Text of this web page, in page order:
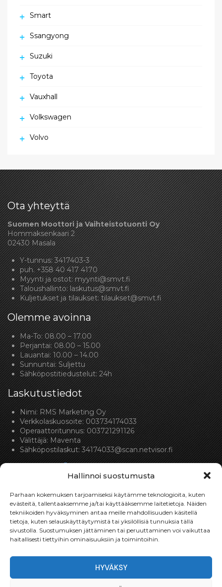
Hallinnoi suostumusta
Parhaan kokemuksen tarjoamiseksi käytämme teknologioita, kuten
evästeitä, tallentaaksemme ja/tai käyttääksemme laitetietoja. Näiden
tekniikoiden hyväksyminen antaa meille mahdollisuuden käsitellä
tietoja, kuten selauskäyttäytymistä tai yksilöllisiä tunnuksia tällä
sivustolla. Suostumuksen jättäminen tai peruuttaminen voi vaikuttaa
haitallisesti tiettyihin ominaisuuksiin ja toimintoihin.
HYVÄKSY
Smart
Ssangyong
Suzuki
Toyota
Vauxhall
Volkswagen
Volvo
Ota yhteyttä
Suomen Moottori ja Vaihteistotuonti Oy
Hommaksenkaari 2
02430 Masala
Y-tunnus: 3417403-3
puh.+358 40 417 4170
Myynti ja ostot:myynti@smvt.fi
Taloushallinto:laskutus@smvt.fi
Kuljetukset ja tilaukset:tilaukset@smvt.fi
Olemme avoinna
Ma-To: 08.00 – 17.00
Perjantai: 08.00 – 15.00
Lauantai: 10.00 – 14.00
Sunnuntai: Suljettu
Sähköpostitiedustelut: 24h
Laskutustiedot
Nimi: RMS Marketing Oy
Verkkolaskuosoite: 003734174033
Operaattoritunnus: 003721291126
Välittäjä: Maventa
Sähköpostilaskut:34174033@scan.netvisor.fi
Toimitukset
Toimitamme osat perille toimitusperiaatteella siihen
osan toimitettavan.
Toimitusaika on yleensä noin yksi (1) viikko tilauspäivästä.
Toimitus- & takuuehdot